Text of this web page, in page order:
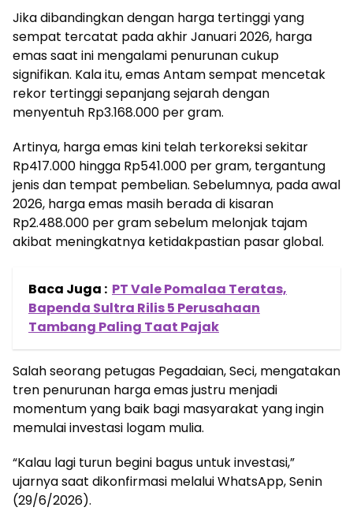
Jika dibandingkan dengan harga tertinggi yang
sempat tercatat pada akhir Januari 2026, harga
emas saat ini mengalami penurunan cukup
signifikan. Kala itu, emas Antam sempat mencetak
rekor tertinggi sepanjang sejarah dengan
menyentuh Rp3.168.000 per gram.
Artinya, harga emas kini telah terkoreksi sekitar
Rp417.000 hingga Rp541.000 per gram, tergantung
jenis dan tempat pembelian. Sebelumnya, pada awal
2026, harga emas masih berada di kisaran
Rp2.488.000 per gram sebelum melonjak tajam
akibat meningkatnya ketidakpastian pasar global.
Baca Juga : PT Vale Pomalaa Teratas,
Bapenda Sultra Rilis 5 Perusahaan
Tambang Paling Taat Pajak
Salah seorang petugas Pegadaian, Seci, mengatakan
tren penurunan harga emas justru menjadi
momentum yang baik bagi masyarakat yang ingin
memulai investasi logam mulia.
“Kalau lagi turun begini bagus untuk investasi,”
ujarnya saat dikonfirmasi melalui WhatsApp, Senin
(29/6/2026).